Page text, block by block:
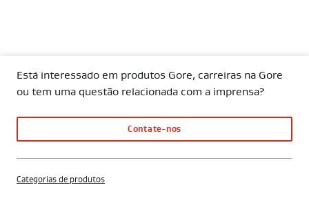
Está interessado em produtos Gore, carreiras na Gore
ou tem uma questão relacionada com a imprensa?
Contate-nos
Categorias de produtos